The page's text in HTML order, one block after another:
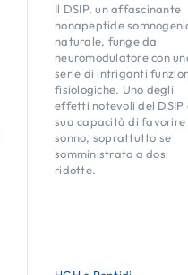
Il DSIP, un affascinante
nonapeptide
naturale, funge da
neuromodulatore con
serie di intriganti
fisiologiche. Uno degli
effetti notevoli del DSIP
sua capacità di favorire
sonno, soprattutto se
somministrato a dosi
ridotte.